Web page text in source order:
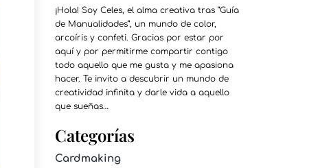
¡Hola! Soy Celes, el alma creativa tras “Guía
de Manualidades”, un mundo de color,
arcoíris y confeti. Gracias por estar por
aquí y por permitirme compartir contigo
todo aquello que me gusta y me apasiona
hacer. Te invito a descubrir un mundo de
creatividad infinita y darle vida a aquello
que sueñas…
Categorías
Cardmaking